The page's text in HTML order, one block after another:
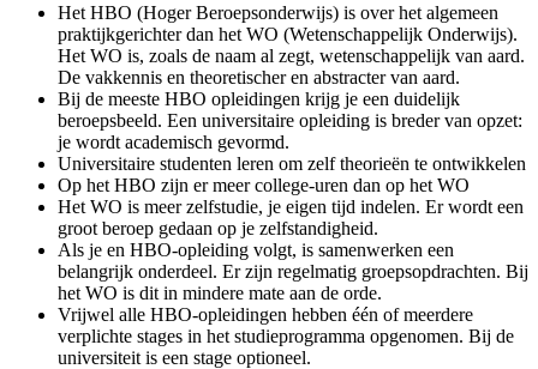
Het HBO (Hoger Beroepsonderwijs) is over het algemeen
praktijkgerichter dan het WO (Wetenschappelijk Onderwijs).
Het WO is, zoals de naam al zegt, wetenschappelijk van aard.
De vakkennis en theoretischer en abstracter van aard.
Bij de meeste HBO opleidingen krijg je een duidelijk
beroepsbeeld. Een universitaire opleiding is breder van opzet:
je wordt academisch gevormd.
Universitaire studenten leren om zelf theorieën te ontwikkelen
Op het HBO zijn er meer college-uren dan op het WO
Het WO is meer zelfstudie, je eigen tijd indelen. Er wordt een
groot beroep gedaan op je zelfstandigheid.
Als je en HBO-opleiding volgt, is samenwerken een
belangrijk onderdeel. Er zijn regelmatig groepsopdrachten. Bij
het WO is dit in mindere mate aan de orde.
Vrijwel alle HBO-opleidingen hebben één of meerdere
verplichte stages in het studieprogramma opgenomen. Bij de
universiteit is een stage optioneel.